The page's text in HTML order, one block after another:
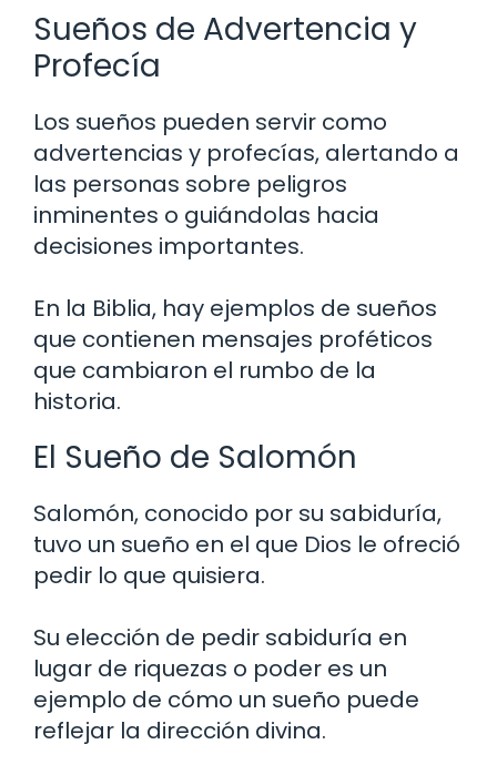
Sueños de Advertencia y
Profecía
Los sueños pueden servir como
advertencias y profecías, alertando a
las personas sobre peligros
inminentes o guiándolas hacia
decisiones importantes.
En la Biblia, hay ejemplos de sueños
que contienen mensajes proféticos
que cambiaron el rumbo de la
historia.
El Sueño de Salomón
Salomón, conocido por su sabiduría,
tuvo un sueño en el que Dios le ofreció
pedir lo que quisiera.
Su elección de pedir sabiduría en
lugar de riquezas o poder es un
ejemplo de cómo un sueño puede
reflejar la dirección divina.